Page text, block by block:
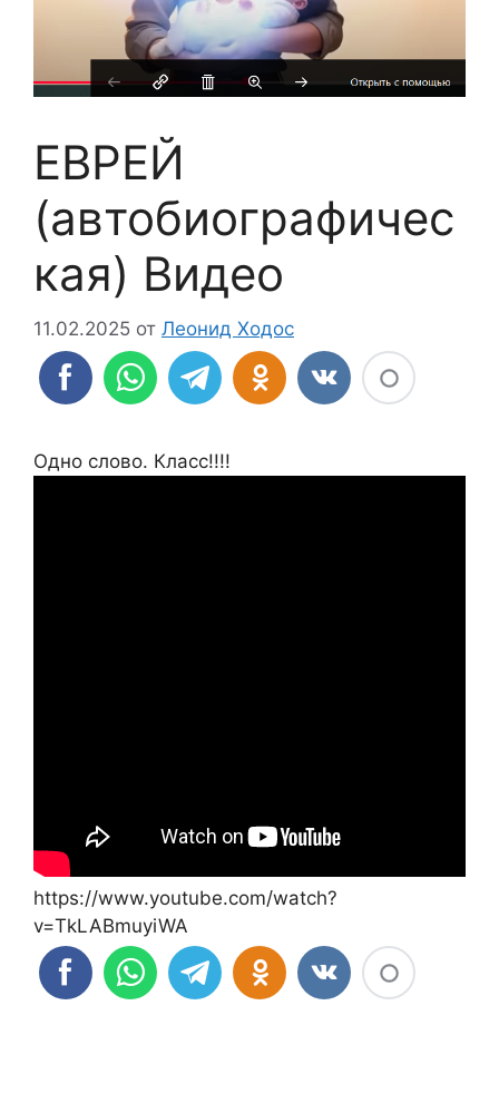
ЕВРЕЙ
(автобиографичес
кая) Видео
11.02.2025 от Леонид Ходос
Одно слово. Класс!!!!
https://www.youtube.com/watch?
v=TkLABmuyiWA